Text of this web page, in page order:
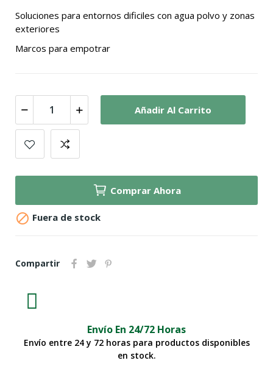
Soluciones para entornos dificiles con agua polvo y zonas
exteriores
Marcos para empotrar
Añadir Al Carrito
Comprar Ahora
 Fuera de stock
Compartir
Envío En 24/72 Horas
Envío entre 24 y 72 horas para productos disponibles
en stock.